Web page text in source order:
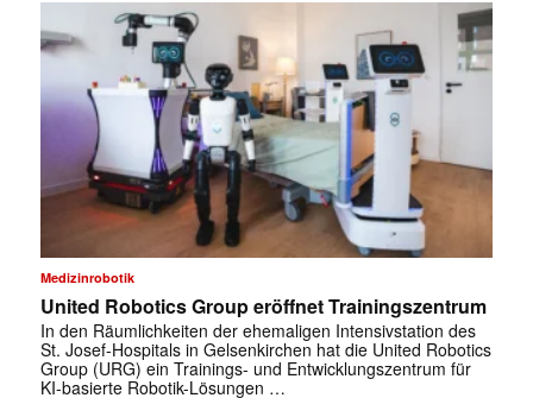
✕
Medizinrobotik
United Robotics Group eröffnet Trainingszentrum
In den Räumlichkeiten der ehemaligen Intensivstation des
St. Josef-Hospitals in Gelsenkirchen hat die United Robotics
Group (URG) ein Trainings- und Entwicklungszentrum für
KI-basierte Robotik-Lösungen …